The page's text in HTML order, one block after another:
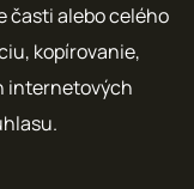
časti alebo celého
kopírovanie,
internetových